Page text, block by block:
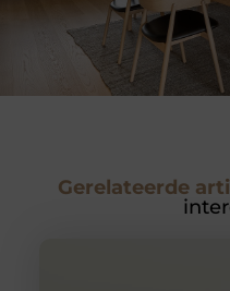
Gerelateerde